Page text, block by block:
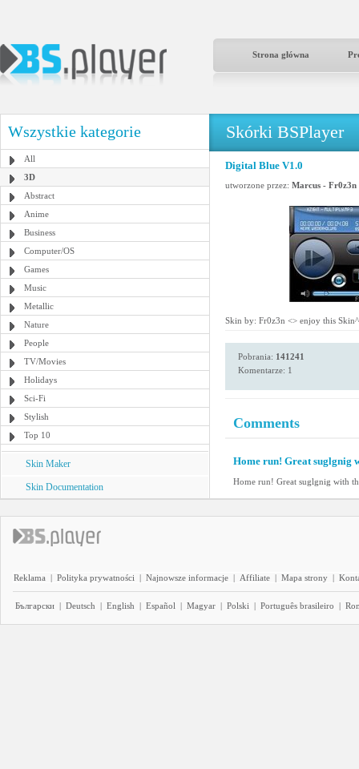
Strona główna
Wszystkie kategorie
All
3D
Abstract
Anime
Business
Computer/OS
Games
Music
Metallic
Nature
People
TV/Movies
Holidays
Sci-Fi
Stylish
Top 10
Skin Maker
Skin Documentation
Skórki BSPlayer
Digital Blue V1.0
utworzone przez: Marcus - Fr0z3n
Skin by: Fr0z3n <> enjoy this
Pobrania: 141241
Komentarze: 1
Comments
Home run! Great suglgnig
Home run! Great suglgnig with
Reklama | Polityka prywatności | Najnowsze informacje | Affiliate | Mapa strony |
Български | Deutsch | English | Español | Magyar | Polski | Português brasileiro |